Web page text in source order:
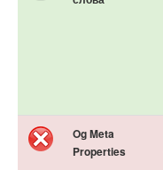
Og Meta
Properties